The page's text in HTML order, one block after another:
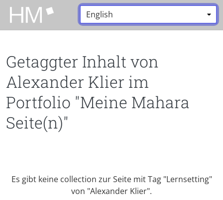
Zum Hauptinhalt zurückspringen
Sprache:
Getaggter Inhalt von
Alexander Klier im
Portfolio "Meine Mahara
Seite(n)"
Es gibt keine collection zur Seite mit Tag "Lernsetting"
von "Alexander Klier".